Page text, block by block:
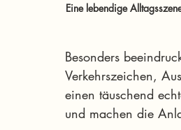
Eine lebendige
Besonders
Verkehrszeichen,
einen täuschend
und machen die